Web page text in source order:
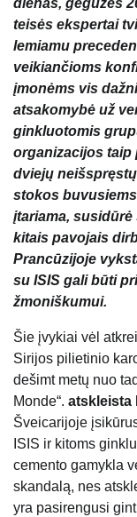
dienas, gegužės
teisės ekspertai
lemiamu
veikiančioms
įmonėms vis
atsakomybė už
ginkluotomis
organizacijos taip
dviejų
stokos
įtariama,
kitais pavojais
Prancūzijoje
su ISIS gali būti
žmoniškumui.
Šie įvykiai vėl
Sirijos pilietinio
dešimt metų nuo
Monde“. atskleista
Šveicarijoje
ISIS ir kitoms
cemento gamykla
skandalą, nes
yra pasirengusi